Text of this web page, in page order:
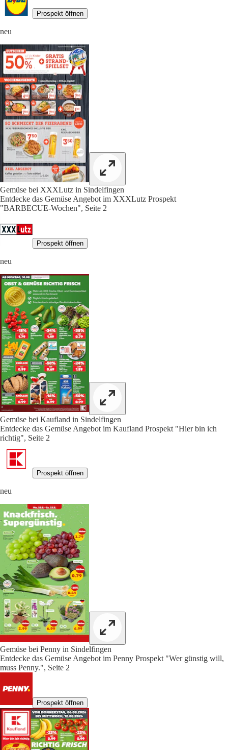
Prospekt öffnen
neu
Gemüse bei XXXLutz in Sindelfingen
Entdecke das Gemüse Angebot im XXXLutz Prospekt
"BARBECUE-Wochen", Seite 2
Prospekt öffnen
neu
Gemüse bei Kaufland in Sindelfingen
Entdecke das Gemüse Angebot im Kaufland Prospekt "Hier bin ich
richtig", Seite 2
Prospekt öffnen
neu
Gemüse bei Penny in Sindelfingen
Entdecke das Gemüse Angebot im Penny Prospekt "Wer günstig will,
muss Penny.", Seite 2
Prospekt öffnen